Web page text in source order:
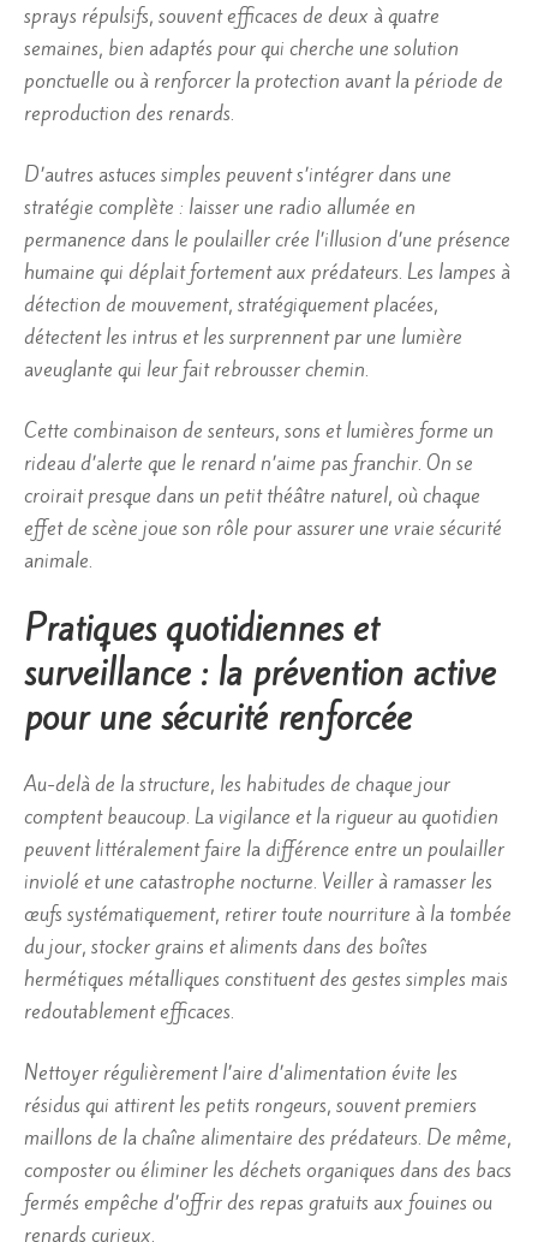
sprays répulsifs, souvent efficaces de deux à quatre
semaines, bien adaptés pour qui cherche une solution
ponctuelle ou à renforcer la protection avant la période de
reproduction des renards.
D’autres astuces simples peuvent s’intégrer dans une
stratégie complète : laisser une radio allumée en
permanence dans le poulailler crée l’illusion d’une présence
humaine qui déplait fortement aux prédateurs. Les lampes à
détection de mouvement, stratégiquement placées,
détectent les intrus et les surprennent par une lumière
aveuglante qui leur fait rebrousser chemin.
Cette combinaison de senteurs, sons et lumières forme un
rideau d’alerte que le renard n’aime pas franchir. On se
croirait presque dans un petit théâtre naturel, où chaque
effet de scène joue son rôle pour assurer une vraie sécurité
animale.
Pratiques quotidiennes et
surveillance : la prévention active
pour une sécurité renforcée
Au-delà de la structure, les habitudes de chaque jour
comptent beaucoup. La vigilance et la rigueur au quotidien
peuvent littéralement faire la différence entre un poulailler
inviolé et une catastrophe nocturne. Veiller à ramasser les
œufs systématiquement, retirer toute nourriture à la tombée
du jour, stocker grains et aliments dans des boîtes
hermétiques métalliques constituent des gestes simples mais
redoutablement efficaces.
Nettoyer régulièrement l’aire d’alimentation évite les
résidus qui attirent les petits rongeurs, souvent premiers
maillons de la chaîne alimentaire des prédateurs. De même,
composter ou éliminer les déchets organiques dans des bacs
fermés empêche d’offrir des repas gratuits aux fouines ou
renards curieux.